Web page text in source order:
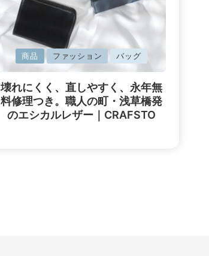
掲
載
済
商品 ファッション バッグ
壊れにくく、直しやすく、永年無
料修理つき。職人の町・浅草橋発
のエシカルレザー｜CRAFSTO